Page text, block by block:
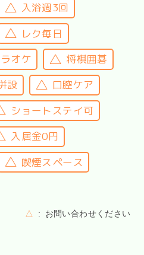
入浴週3回
レク毎日
オケ
将棋囲碁
設
口腔ケア
ショートステイ可
入居金0円
喫煙スペース
△ お問い合わせください